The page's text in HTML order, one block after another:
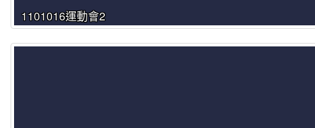
1101016運動會2